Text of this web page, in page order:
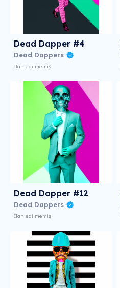
Dead Dapper #4
Dead Dappers
İlan edilmemiş
Dead Dapper #12
Dead Dappers
İlan edilmemiş